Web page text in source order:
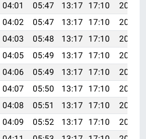
04:01 05:47 13:17 17:10
20:37
04:02 05:47 13:17 17:10
20:37
04:03 05:48 13:17 17:10
20:36
04:05 05:49 13:17 17:10
20:36
04:06 05:49 13:17 17:10
20:35
04:07 05:50 13:17 17:10
20:34
04:08 05:51 13:17 17:10
20:34
04:09 05:52 13:17 17:10
20:33